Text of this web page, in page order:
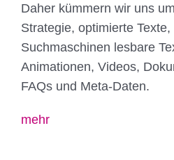
Daher kümmern wir uns
Strategie, optimierte
Suchmaschinen lesbare
Animationen, Videos,
FAQs und Meta-Daten.
mehr